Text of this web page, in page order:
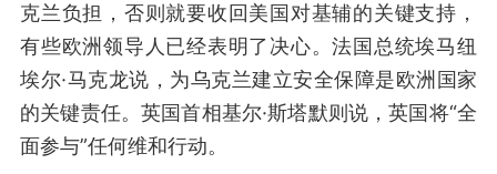
克兰负担，否则就要收回美国对基辅的关键支持，
有些欧洲领导人已经表明了决心。法国总统埃马纽
埃尔·马克龙说，为乌克兰建立安全保障是欧洲国家
的关键责任。英国首相基尔·斯塔默则说，英国将“全
面参与”任何维和行动。